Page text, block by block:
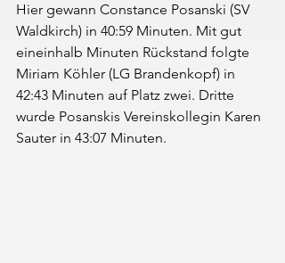
Hier gewann Constance Posanski (SV
Waldkirch) in 40:59 Minuten. Mit gut
eineinhalb Minuten Rückstand folgte
Miriam Köhler (LG Brandenkopf) in
42:43 Minuten auf Platz zwei. Dritte
wurde Posanskis Vereinskollegin Karen
Sauter in 43:07 Minuten.